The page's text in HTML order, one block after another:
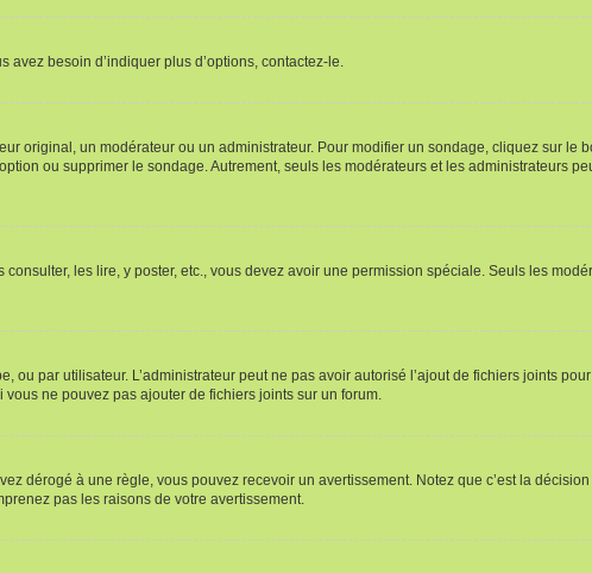
avez besoin d’indiquer plus d’options, contactez-le.
original, un modérateur ou un administrateur. Pour modifier un sondage, cliquez sur le
ou supprimer le sondage. Autrement, seuls les modérateurs et les administrateurs
les lire, y poster, etc., vous devez avoir une permission spéciale. Seuls les
ou par utilisateur. L’administrateur peut ne pas avoir autorisé l’ajout de fichiers joints
ne pouvez pas ajouter de fichiers joints sur un forum.
dérogé à une règle, vous pouvez recevoir un avertissement. Notez que c’est la
pas les raisons de votre avertissement.